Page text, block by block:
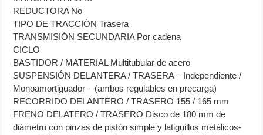
REDUCTORA No
TIPO DE TRACCIÓN Trasera
TRANSMISIÓN SECUNDARIA Por cadena
CICLO
BASTIDOR / MATERIAL Multitubular de acero
SUSPENSIÓN DELANTERA / TRASERA – Independiente /
Monoamortiguador – (ambos regulables en precarga)
RECORRIDO DELANTERO / TRASERO 155 / 165 mm
FRENO DELATERO / TRASERO Disco de 180 mm de
diámetro con pinzas de pistón simple y latiguillos metálicos-